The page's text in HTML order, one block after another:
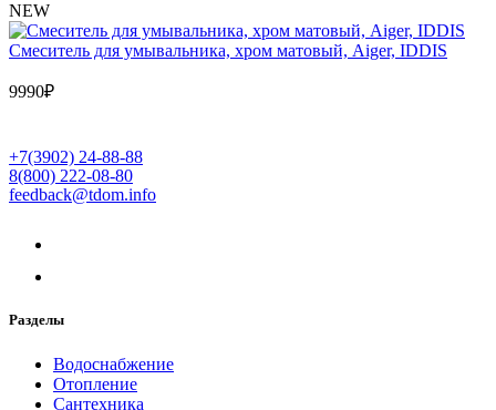
NEW
Cмеситель для умывальника, хром матовый, Aiger, IDDIS
9990₽
+7(3902) 24-88-88
8(800) 222-08-80
feedback@tdom.info
Разделы
Водоснабжение
Отопление
Сантехника